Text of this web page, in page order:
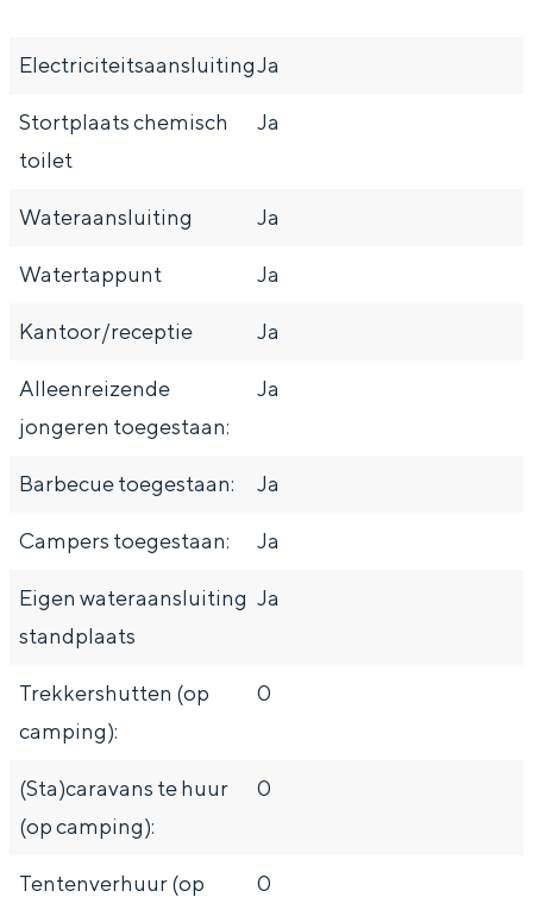
ElectriciteitsaansluitingJa
Stortplaats chemisch
toilet
Ja
Wateraansluiting Ja
Watertappunt Ja
Kantoor/receptie Ja
Alleenreizende
jongeren toegestaan:
Ja
Barbecue toegestaan: Ja
Campers toegestaan: Ja
Eigen wateraansluiting
standplaats
Ja
Trekkershutten (op
camping):
0
(Sta)caravans te huur
(op camping):
0
Tentenverhuur (op
0